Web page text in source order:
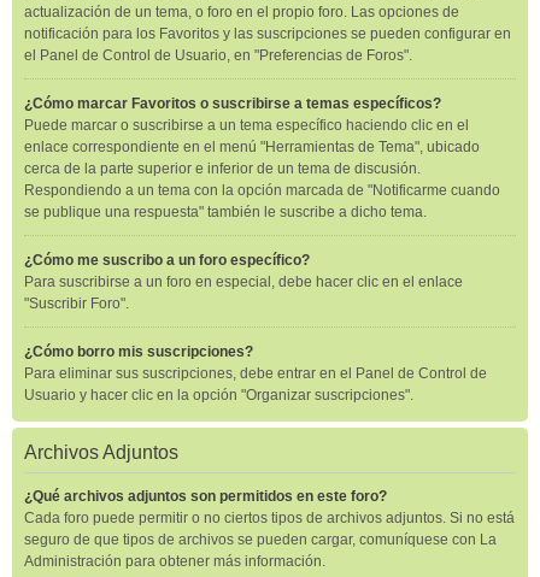
actualización de un tema, o foro en el propio foro. Las opciones de
notificación para los Favoritos y las suscripciones se pueden configurar en
el Panel de Control de Usuario, en "Preferencias de Foros".
¿Cómo marcar Favoritos o suscribirse a temas específicos?
Puede marcar o suscribirse a un tema específico haciendo clic en el
enlace correspondiente en el menú "Herramientas de Tema", ubicado
cerca de la parte superior e inferior de un tema de discusión.
Respondiendo a un tema con la opción marcada de "Notificarme cuando
se publique una respuesta" también le suscribe a dicho tema.
¿Cómo me suscribo a un foro específico?
Para suscribirse a un foro en especial, debe hacer clic en el enlace
"Suscribir Foro".
¿Cómo borro mis suscripciones?
Para eliminar sus suscripciones, debe entrar en el Panel de Control de
Usuario y hacer clic en la opción "Organizar suscripciones".
Archivos Adjuntos
¿Qué archivos adjuntos son permitidos en este foro?
Cada foro puede permitir o no ciertos tipos de archivos adjuntos. Si no está
seguro de que tipos de archivos se pueden cargar, comuníquese con La
Administración para obtener más información.